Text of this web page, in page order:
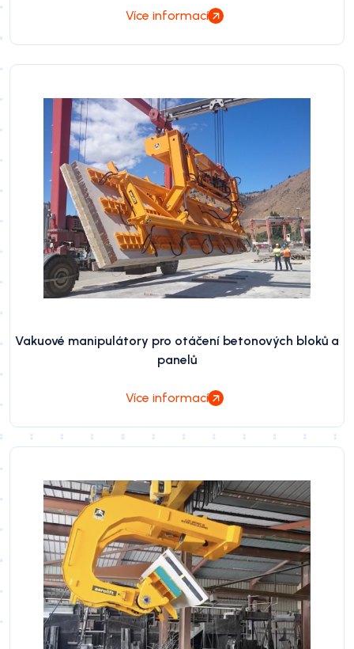
Více informací
Vakuové manipulátory pro otáčení betonových bloků a
panelů
Více informací